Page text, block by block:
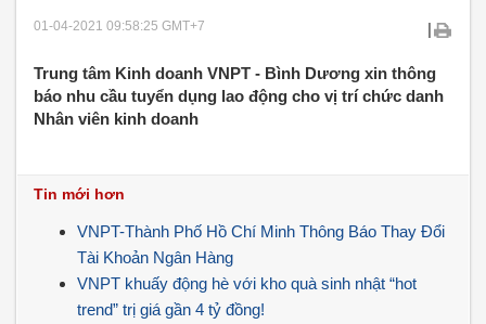
01-04-2021 09:58:25 GMT+7 |
Trung tâm Kinh doanh VNPT - Bình Dương xin thông
báo nhu cầu tuyển dụng lao động cho vị trí chức danh
Nhân viên kinh doanh
Tin mới hơn
VNPT-Thành Phố Hồ Chí Minh Thông Báo Thay Đổi
Tài Khoản Ngân Hàng
VNPT khuấy động hè với kho quà sinh nhật “hot
trend” trị giá gần 4 tỷ đồng!